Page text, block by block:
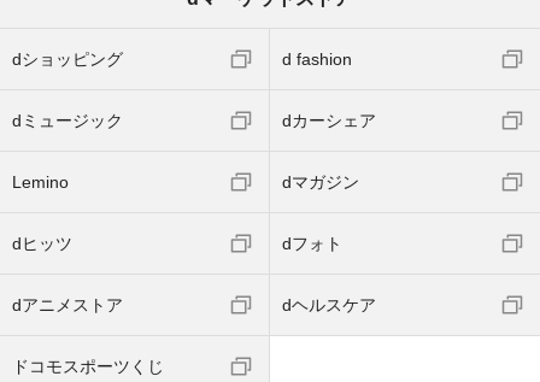
dショッピング d fashion
dミュージック dカーシェア
Lemino dマガジン
dヒッツ dフォト
dアニメストア dヘルスケア
ドコモスポーツくじ